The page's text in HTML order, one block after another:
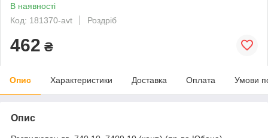
В наявності
Код: 181370-avt
Роздріб
462 ₴
Опис Характеристики Доставка Оплата Умови
Опис